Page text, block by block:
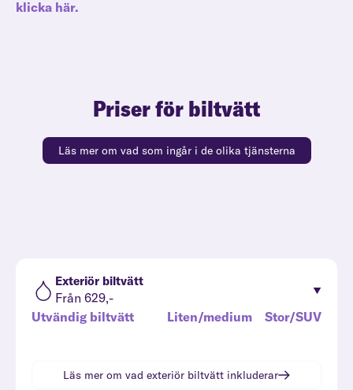
klicka här.
Priser för biltvätt
Läs mer om vad som ingår i de olika tjänsterna
Exteriör biltvätt
Från 629,-
Utvändig biltvätt
Liten/medium Stor/SUV
Läs mer om vad exteriör biltvätt inkluderar